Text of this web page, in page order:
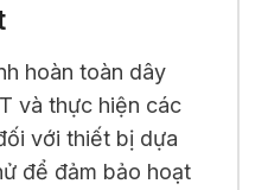
hoàn toàn dây
và thực hiện các
với thiết bị dựa
để đảm bảo hoạt